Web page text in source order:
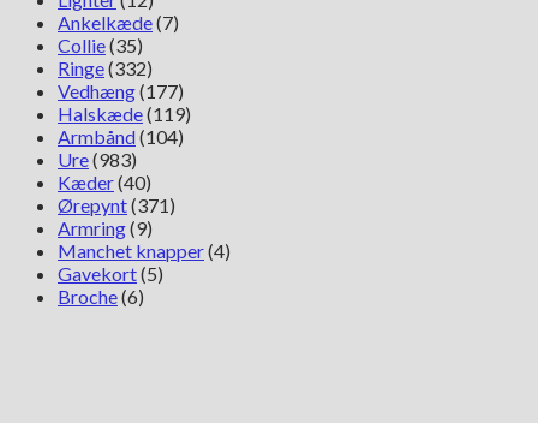
Ankelkæde(7)
Collie(35)
Ringe(332)
Vedhæng(177)
Halskæde(119)
Armbånd(104)
Ure(983)
Kæder(40)
Ørepynt(371)
Armring(9)
Manchet knapper(4)
Gavekort(5)
Broche(6)